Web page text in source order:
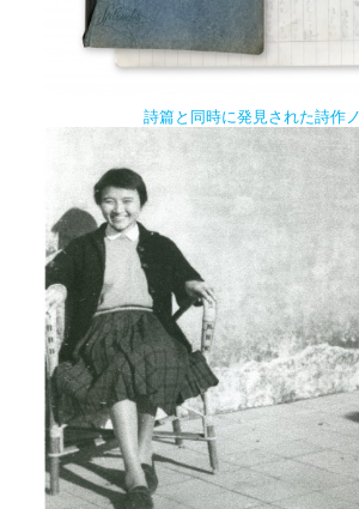
詩篇と同時に発見された詩作